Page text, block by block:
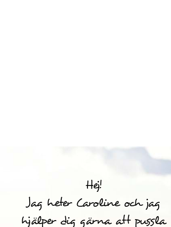
Hej!
Jag heter Caroline och jag
hjälper dig gärna att pussla